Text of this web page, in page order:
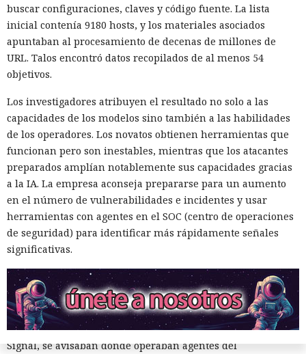
buscar configuraciones, claves y código fuente. La lista
inicial contenía 9180 hosts, y los materiales asociados
apuntaban al procesamiento de decenas de millones de
URL. Talos encontró datos recopilados de al menos 54
objetivos.
Los investigadores atribuyen el resultado no solo a las
capacidades de los modelos sino también a las habilidades
de los operadores. Los novatos obtienen herramientas que
funcionan pero son inestables, mientras que los atacantes
preparados amplían notablemente sus capacidades gracias
a la IA. La empresa aconseja prepararse para un aumento
en el número de vulnerabilidades e incidentes y usar
herramientas con agentes en el SOC (centro de operaciones
de seguridad) para identificar más rápidamente señales
significativas.
La disputa sobre la vigilancia de manifestantes en el estado
de Maine salió de las calles y llegó a los tribunales, donde el
Departamento de Seguridad Nacional de EE. UU. solicitó
acceso a grupos cerrados de Signal. La solicitud apareció en
el marco del casoHilton v. Noem, en el que residentes
acusan a la agencia de vigilar la actividad pública y de violar
los derechos garantizados por la Primera Enmienda de la
Constitución.
El conflicto comenzó tras el aumento de las operaciones
migratorias en barrios residenciales de Maine. Los vecinos
se organizaron en grupos de respuesta rápida y, a través de
Signal, se avisaban dónde operaban agentes del